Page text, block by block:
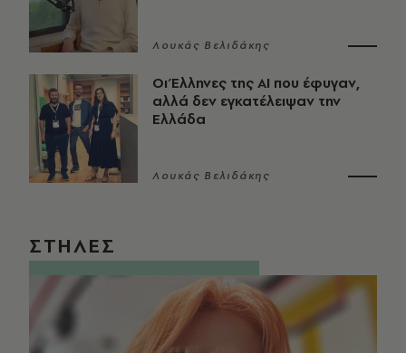
Λουκάς Βελιδάκης
Οι Έλληνες της ΑΙ που έφυγαν,
αλλά δεν εγκατέλειψαν την
Ελλάδα
Λουκάς Βελιδάκης
ΣΤΗΛΕΣ